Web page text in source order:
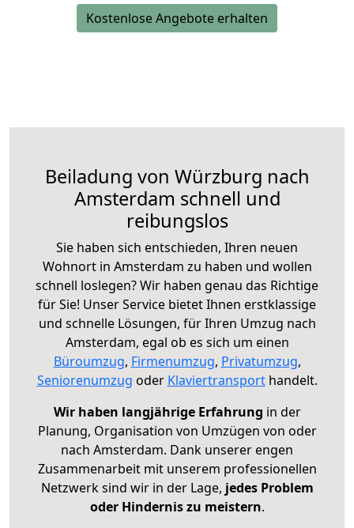
Kostenlose Angebote erhalten
Beiladung von Würzburg nach
Amsterdam schnell und
reibungslos
Sie haben sich entschieden, Ihren neuen
Wohnort in Amsterdam zu haben und wollen
schnell loslegen? Wir haben genau das Richtige
für Sie! Unser Service bietet Ihnen erstklassige
und schnelle Lösungen, für Ihren Umzug nach
Amsterdam, egal ob es sich um einen
Büroumzug, Firmenumzug, Privatumzug,
Seniorenumzug oder Klaviertransporthandelt.
Wir haben langjährige Erfahrung in der
Planung, Organisation von Umzügen von oder
nach Amsterdam. Dank unserer engen
Zusammenarbeit mit unserem professionellen
Netzwerk sind wir in der Lage, jedes Problem
oder Hindernis zu meistern.